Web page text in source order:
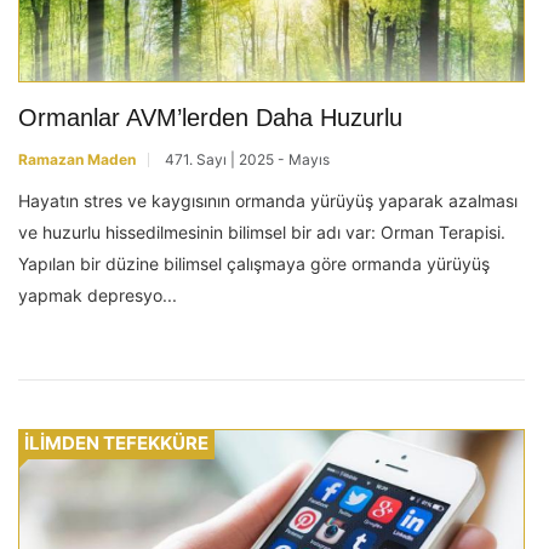
Ormanlar AVM’lerden Daha Huzurlu
Ramazan Maden 471. Sayı | 2025 - Mayıs
Hayatın stres ve kaygısının ormanda yürüyüş yaparak azalması
ve huzurlu hissedilmesinin bilimsel bir adı var: Orman Terapisi.
Yapılan bir düzine bilimsel çalışmaya göre ormanda yürüyüş
yapmak depresyo...
İLİMDEN TEFEKKÜRE